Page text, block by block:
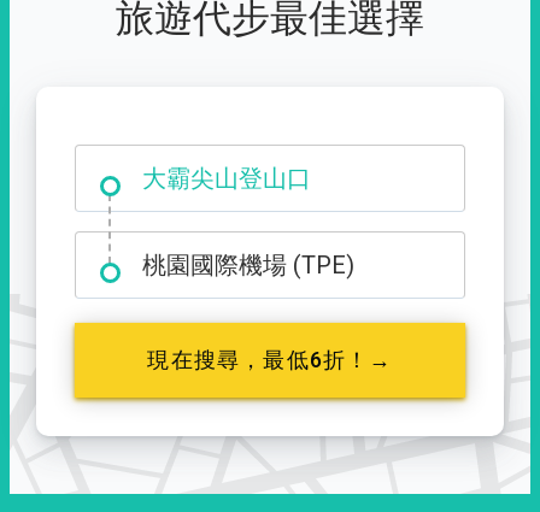
旅遊代步最佳選擇
大霸尖山登山口
桃園國際機場 (TPE)
現在搜尋，最低6折！→